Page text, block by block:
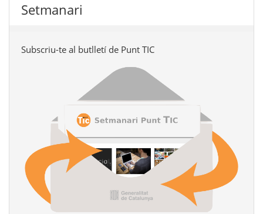
Setmanari
Subscriu-te al butlletí de Punt TIC